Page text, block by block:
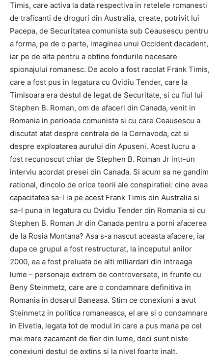
Timis, care activa la data respectiva in retelele romanesti
de traficanti de droguri din Australia, create, potrivit lui
Pacepa, de Securitatea comunista sub Ceausescu pentru
a forma, pe de o parte, imaginea unui Occident decadent,
iar pe de alta pentru a obtine fondurile necesare
spionajului romanesc. De acolo a fost racolat Frank Timis,
care a fost pus in legatura cu Ovidiu Tender, care la
Timisoara era destul de legat de Securitate, si cu fiul lui
Stephen B. Roman, om de afaceri din Canada, venit in
Romania in perioada comunista si cu care Ceausescu a
discutat atat despre centrala de la Cernavoda, cat si
despre exploatarea aurului din Apuseni. Acest lucru a
fost recunoscut chiar de Stephen B. Roman Jr intr-un
interviu acordat presei din Canada. Si acum sa ne gandim
rational, dincolo de orice teorii ale conspiratiei: cine avea
capacitatea sa-l ia pe acest Frank Timis din Australia si
sa-l puna in legatura cu Ovidiu Tender din Romania si cu
Stephen B. Roman Jr din Canada pentru a porni afacerea
de la Rosia Montana? Asa s-a nascut aceasta afacere, iar
dupa ce grupul a fost restructurat, la inceputul anilor
2000, ea a fost preluata de alti miliardari din intreaga
lume – personaje extrem de controversate, in frunte cu
Beny Steinmetz, care are o condamnare definitiva in
Romania in dosarul Baneasa. Stim ce conexiuni a avut
Steinmetz in politica romaneasca, el are si o condamnare
in Elvetia, legata tot de modul in care a pus mana pe cel
mai mare zacamant de fier din lume, deci sunt niste
conexiuni destul de extins si la nivel foarte inalt.